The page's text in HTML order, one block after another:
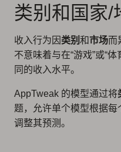
类别和国家/
收入行为因类别 和市场而
不意味着与在“游戏”或“
同的收入水平。
AppTweak 的模型通过将
题，允许单个模型根据
调整其预测。